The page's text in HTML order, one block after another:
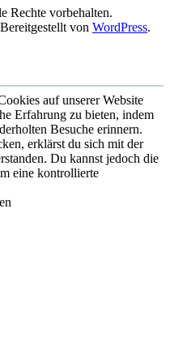
Rechte vorbehalten.
von WordPress.
auf unserer Website
Erfahrung zu bieten, indem
Besuche erinnern.
erklärst du sich mit der
Du kannst jedoch die
eine kontrollierte